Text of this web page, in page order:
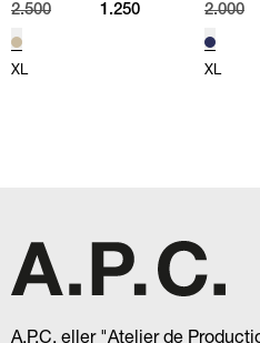
2.500
1.250
XL
2.000
XL
A.P.C, eller "Atelier de